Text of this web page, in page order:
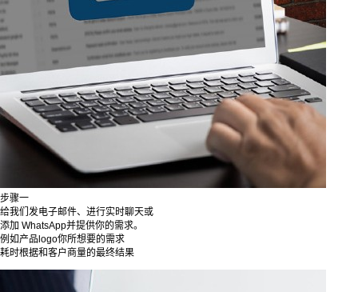
步骤一
给我们发电子邮件、进行实时聊天或
添加 WhatsApp并提供你的需求。
例如产品logo你所想要的需求
耗时根据和客户商量的最终结果